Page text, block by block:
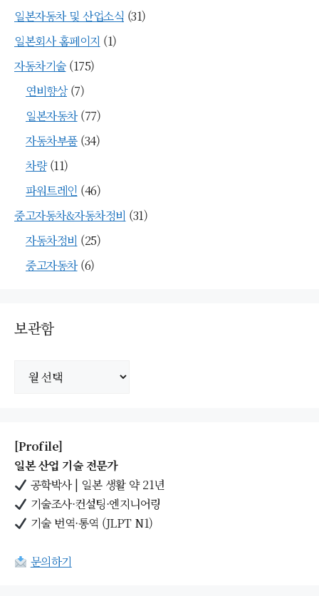
일본자동차 및 산업소식 (31)
일본회사 홈페이지 (1)
자동차기술(175)
연비향상(7)
일본자동차(77)
자동차부품(34)
차량(11)
파워트레인 (46)
중고자동차&자동차정비 (31)
자동차정비 (25)
중고자동차(6)
보관함
[Profile]
일본 산업 기술 전문가
공학박사 | 일본 생활 약 21년
기술조사·컨설팅·엔지니어링
기술 번역·통역 (JLPT N1)
문의하기